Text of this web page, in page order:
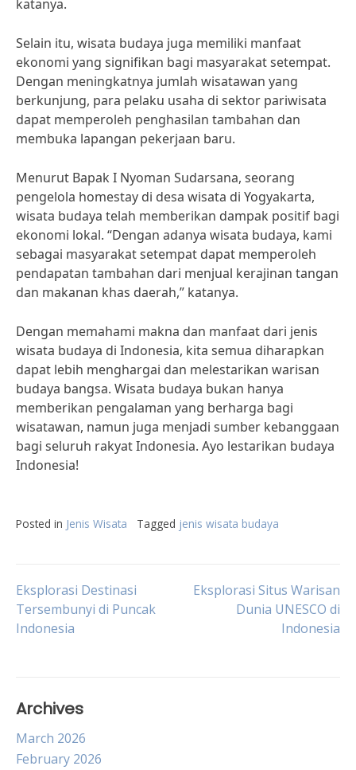
katanya.
Selain itu, wisata budaya juga memiliki manfaat
ekonomi yang signifikan bagi masyarakat setempat.
Dengan meningkatnya jumlah wisatawan yang
berkunjung, para pelaku usaha di sektor pariwisata
dapat memperoleh penghasilan tambahan dan
membuka lapangan pekerjaan baru.
Menurut Bapak I Nyoman Sudarsana, seorang
pengelola homestay di desa wisata di Yogyakarta,
wisata budaya telah memberikan dampak positif bagi
ekonomi lokal. “Dengan adanya wisata budaya, kami
sebagai masyarakat setempat dapat memperoleh
pendapatan tambahan dari menjual kerajinan tangan
dan makanan khas daerah,” katanya.
Dengan memahami makna dan manfaat dari jenis
wisata budaya di Indonesia, kita semua diharapkan
dapat lebih menghargai dan melestarikan warisan
budaya bangsa. Wisata budaya bukan hanya
memberikan pengalaman yang berharga bagi
wisatawan, namun juga menjadi sumber kebanggaan
bagi seluruh rakyat Indonesia. Ayo lestarikan budaya
Indonesia!
Posted in Jenis Wisata Tagged jenis wisata budaya
Post
navigation
Eksplorasi Destinasi
Tersembunyi di Puncak
Indonesia
Eksplorasi Situs Warisan
Dunia UNESCO di
Indonesia
Archives
March 2026
February 2026